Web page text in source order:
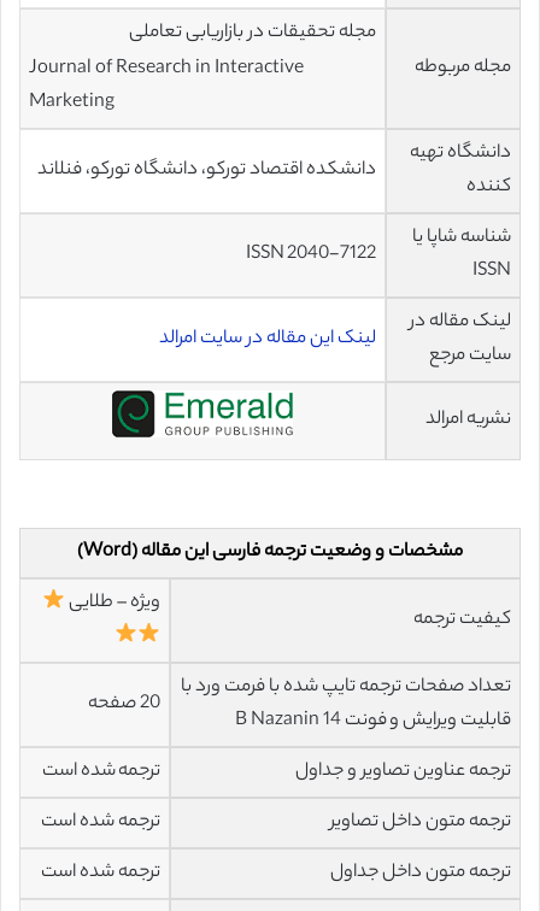
مجله مربوطه
مجله تحقیقات در بازاریابی تعاملی
Journal of Research in Interactive
Marketing
دانشگاه تهیه
کننده
دانشکده اقتصاد تورکو، دانشگاه تورکو، فنلاند
شناسه شاپا یا
ISSN
ISSN 2040-7122
لینک مقاله در
سایت مرجع
لینک این مقاله در سایت امرالد
نشریه امرالد
مشخصات و وضعیت ترجمه فارسی این مقاله (Word)
کیفیت ترجمه
ویژه – طلایی
تعداد صفحات ترجمه تایپ شده با فرمت ورد با
قابلیت ویرایش و فونت 14 B Nazanin
20 صفحه
ترجمه عناوین تصاویر و جداول
ترجمه شده است
ترجمه متون داخل تصاویر
ترجمه شده است
ترجمه متون داخل جداول
ترجمه شده است